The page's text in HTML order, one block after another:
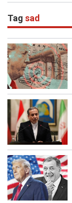
Tag sad